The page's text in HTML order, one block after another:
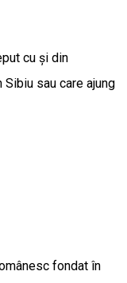
cu și din
sau care ajung
fondat în